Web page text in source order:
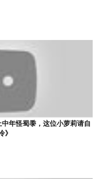
年怪蜀黍，这位小萝莉请自
》